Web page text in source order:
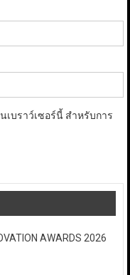
บราว์เซอร์นี้ สำหรับการ
AWARDS 2026